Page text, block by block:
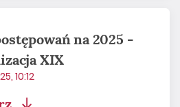
na 2025 -
XIX
10:12